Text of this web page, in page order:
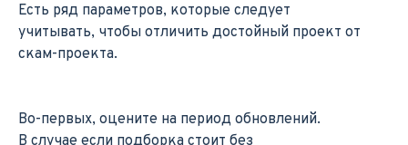
Есть ряд параметров, которые следует
учитывать, чтобы отличить достойный проект от
скам-проекта.
Во-первых, оцените на период обновлений.
В случае если подборка стоит без